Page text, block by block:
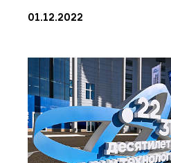
01.12.2022